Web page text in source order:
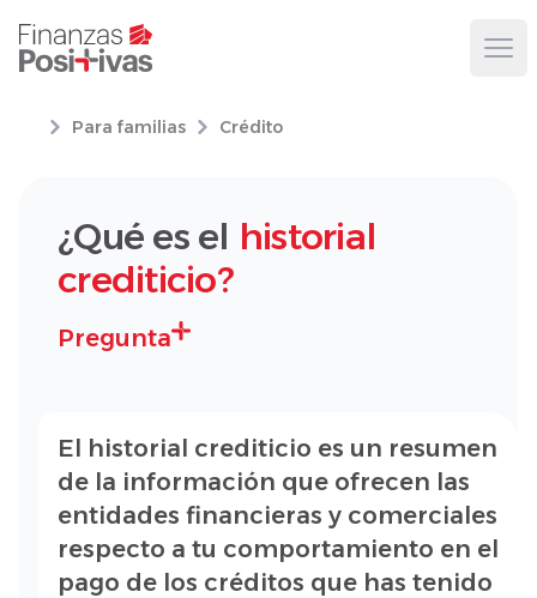
Para familias Crédito
¿Qué es el historial
crediticio?
Pregunta
El historial crediticio es un resumen
de la información que ofrecen las
entidades financieras y comerciales
respecto a tu comportamiento en el
pago de los créditos que has tenido